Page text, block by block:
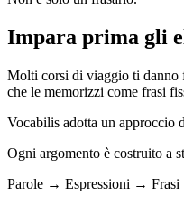
Impara prima gli
Molti corsi di viaggio ti danno
che le memorizzi come frasi
Vocabilis adotta un approccio
Ogni argomento è costruito a
Parole → Espressioni → Frasi